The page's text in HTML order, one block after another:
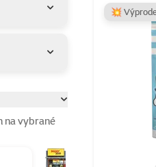
na vybrané
💥